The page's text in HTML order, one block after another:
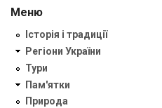
Меню
Історія і традиції
Регіони України
Тури
Пам'ятки
Природа